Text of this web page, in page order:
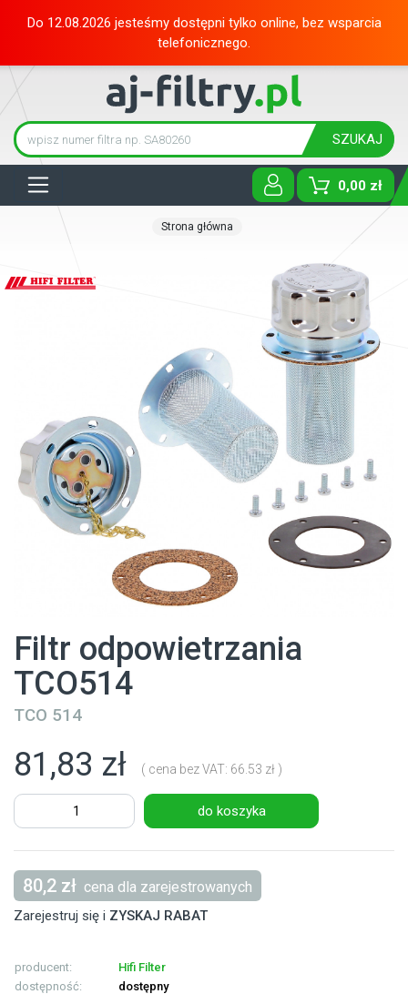
Do 12.08.2026 jesteśmy dostępni tylko online, bez wsparcia
telefonicznego.
SZUKAJ
0,00 zł
Strona główna
Filtr odpowietrzania
TCO514
TCO 514
81,83 zł ( cena bez VAT: 66.53 zł )
do koszyka
80,2 zł cena dla zarejestrowanych
Zarejestruj się i ZYSKAJ RABAT
producent:
Hifi Filter
dostępność:
dostępny